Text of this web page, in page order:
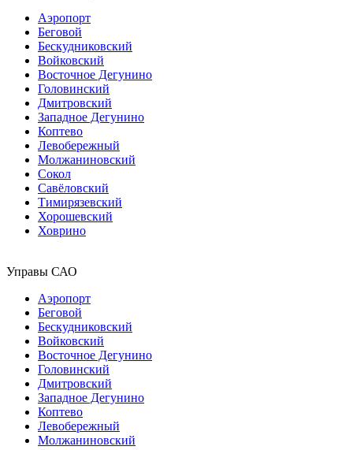
Аэропорт
Беговой
Бескудниковский
Войковский
Восточное Дегунино
Головинский
Дмитровский
Западное Дегунино
Коптево
Левобережный
Молжаниновский
Сокол
Савёловский
Тимирязевский
Хорошевский
Ховрино
Управы САО
Аэропорт
Беговой
Бескудниковский
Войковский
Восточное Дегунино
Головинский
Дмитровский
Западное Дегунино
Коптево
Левобережный
Молжаниновский